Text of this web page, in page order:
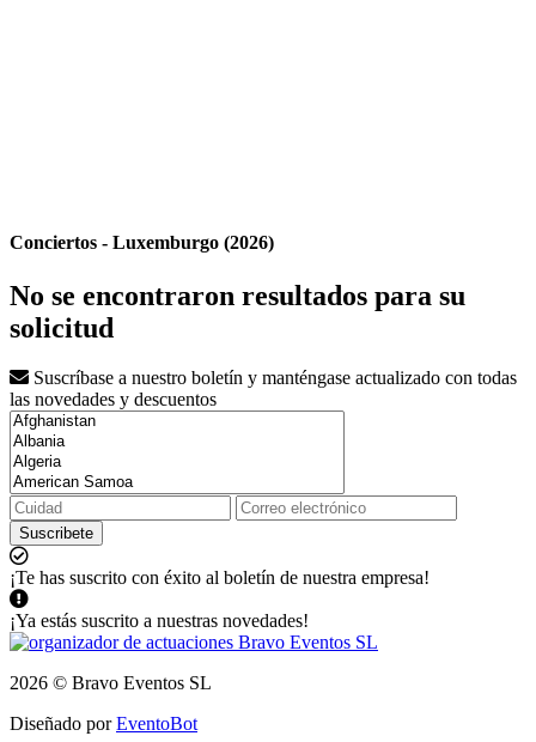
Conciertos - Luxemburgo (2026)
No se encontraron resultados para su
solicitud
Suscríbase a nuestro boletín y manténgase actualizado con todas
las novedades y descuentos
Suscribete
¡Te has suscrito con éxito al boletín de nuestra empresa!
¡Ya estás suscrito a nuestras novedades!
2026 © Bravo Eventos SL
Diseñado porEventoBot